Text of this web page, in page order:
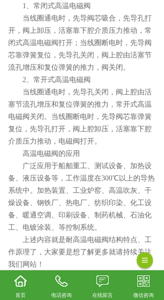
1、常闭式高温电磁阀
当线圈通电时，先导阀芯吸合，先导孔打
开，阀上卸压，活塞靠下腔介质压力推动，常
闭式高温电磁阀打开；当线圈断电时，先导阀
芯靠弹簧复位，先导孔关闭，阀上腔由活塞节
流孔增压和复位弹簧的推力，阀关闭。
2、常开式高温电磁阀
当线圈通电时，先导孔关闭，阀上腔由活
塞节流孔增压和复位弹簧的推力，常开式高温
电磁阀关闭。当线圈断电时，先导阀芯靠弹簧
复位，先导孔打开，阀上腔卸压，活塞靠下腔
介质压力推动，电磁阀打开。
高温电磁阀的应用
广泛应用于船舶重工、测试设备、加热设
备、液压设备等，工作温度在300℃以上的导热
系统中。加热装置、工业炉窑、高温吹灰、干
燥设备、钢铁厂、热电厂、纺织印染、化工设
备、暖通空调、印刷设备、制药机械、石油化
工、电镀涂装、等控制系统。
上述内容就是耐高温电磁阀结构特点、工
作原理了，大家要是想了解更多就请持续关注
我们网站！
首页 电话咨询 在线留言 微信咨询